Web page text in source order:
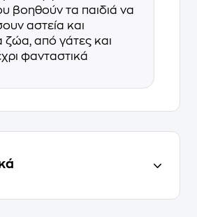
βοηθούν τα παιδιά να
αστεία και
από γάτες και
φανταστικά